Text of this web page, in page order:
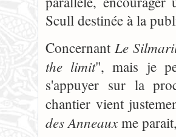
Scull destinée à la
Concernant Le
the limit", mais je
s'appuyer sur la
chantier vient
des Anneauxme